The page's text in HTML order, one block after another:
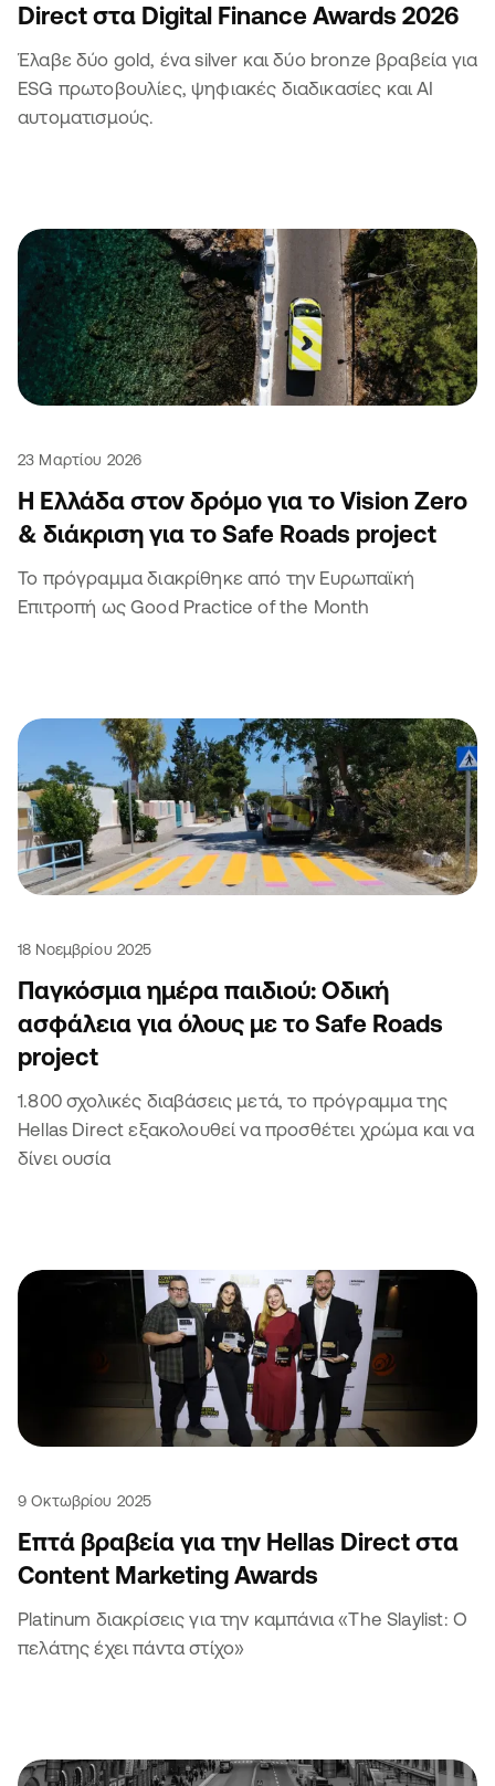
Direct στα Digital Finance Awards 2026
Έλαβε δύο gold, ένα silver και δύο bronze βραβεία για
ESG πρωτοβουλίες, ψηφιακές διαδικασίες και ΑΙ
αυτοματισμούς.
23 Μαρτίου 2026
Η Ελλάδα στον δρόμο για το Vision Zero
& διάκριση για το Safe Roads project
Το πρόγραμμα διακρίθηκε από την Ευρωπαϊκή
Επιτροπή ως Good Practice of the Month
18 Νοεμβρίου 2025
Παγκόσμια ημέρα παιδιού: Οδική
ασφάλεια για όλους με το Safe Roads
project
1.800 σχολικές διαβάσεις μετά, το πρόγραμμα της
Hellas Direct εξακολουθεί να προσθέτει χρώμα και να
δίνει ουσία
9 Οκτωβρίου 2025
Επτά βραβεία για την Hellas Direct στα
Content Marketing Awards
Platinum διακρίσεις για την καμπάνια «The Slaylist: Ο
πελάτης έχει πάντα στίχο»